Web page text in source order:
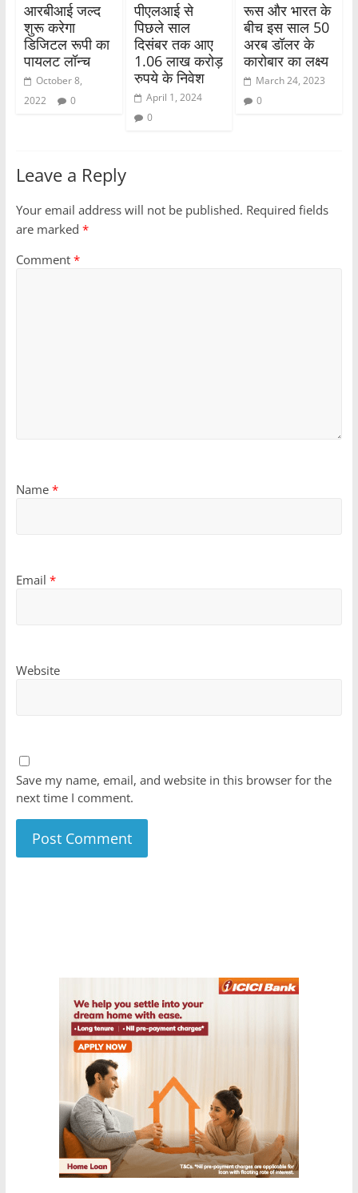
आरबीआई जल्द
शुरू करेगा
डिजिटल रूपी का
पायलट लॉन्च
October 8,
2022
0
पीएलआई से
पिछले साल
दिसंबर तक आए
1.06 लाख करोड़
रुपये के निवेश
April 1, 2024
0
रूस और भारत के
बीच इस साल 50
अरब डॉलर के
कारोबार का लक्ष्य
March 24, 2023
0
Leave a Reply
Your email address will not be published. Required fields
are marked *
Comment *
Name *
Email *
Website
Save my name, email, and website in this browser for the
next time I comment.